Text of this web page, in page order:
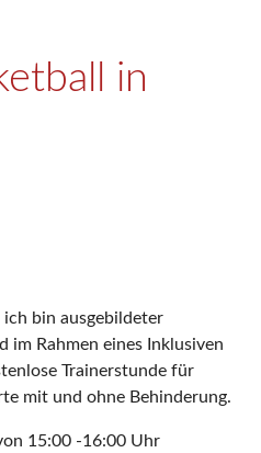
in
bin ausgebildeter
im Rahmen eines Inklusiven
Trainerstunde für
mit und ohne Behinderung.
15:00 -16:00 Uhr